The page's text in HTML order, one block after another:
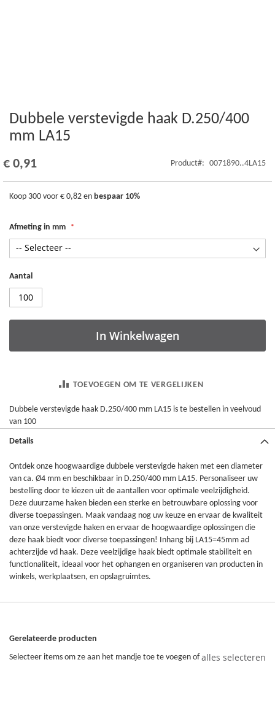
Ga
het
van
gallerij
Dubbele verstevigde haak D.250/400
mm LA15
€ 0,91 Product 0071890..4LA15
Koop 300 voor € 0,82 en bespaar 10%
Afmeting in mm
Aantal
In Winkelwagen
TOEVOEGEN OM TE VERGELIJKEN
Dubbele verstevigde haak D.250/400 mm LA15 is te bestellen in veelvoud
van 100
Details
Ontdek onze hoogwaardige dubbele verstevigde haken met een diameter
van ca. Ø4 mm en beschikbaar in D.250/400 mm LA15. Personaliseer uw
bestelling door te kiezen uit de aantallen voor optimale veelzijdigheid.
Deze duurzame haken bieden een sterke en betrouwbare oplossing voor
diverse toepassingen. Maak vandaag nog uw keuze en ervaar de kwaliteit
van onze verstevigde haken en ervaar de hoogwaardige oplossingen die
deze haak biedt voor diverse toepassingen! Inhang bij LA15=45mm ad
achterzijde vd haak. Deze veelzijdige haak biedt optimale stabiliteit en
functionaliteit, ideaal voor het ophangen en organiseren van producten in
winkels, werkplaatsen, en opslagruimtes.
Gerelateerde producten
Selecteer items om ze aan het mandje toe te voegen ofalles selecteren